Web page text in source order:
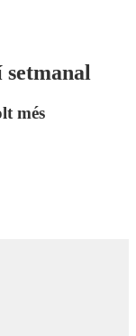
més